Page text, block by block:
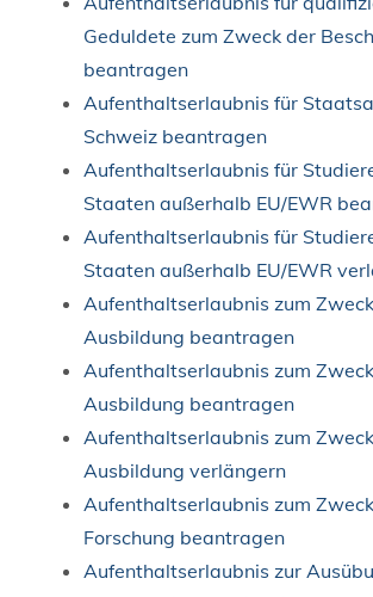
Geduldete zum Zweck der
beantragen
Aufenthaltserlaubnis für
Schweiz beantragen
Aufenthaltserlaubnis für
Staaten außerhalb EU/EWR
Aufenthaltserlaubnis für
Staaten außerhalb EU/EWR
Aufenthaltserlaubnis zum
Ausbildung beantragen
Aufenthaltserlaubnis zum
Ausbildung beantragen
Aufenthaltserlaubnis zum
Ausbildung verlängern
Aufenthaltserlaubnis zum
Forschung beantragen
Aufenthaltserlaubnis zur